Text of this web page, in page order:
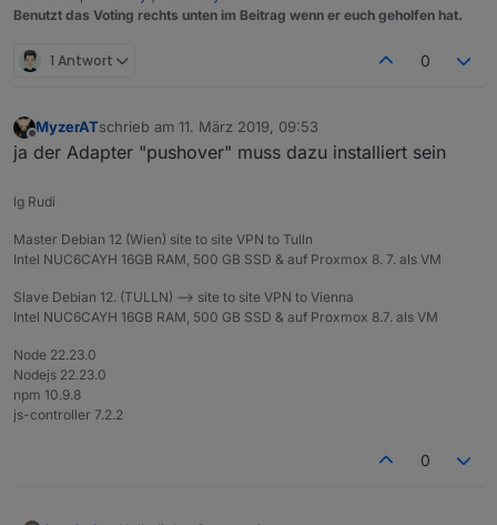
Benutzt das Voting rechts unten im Beitrag wenn er euch geholfen hat.
1 Antwort 0
Offline
MyzerATschrieb am 11. März 2019, 09:53
zuletzt editiert von
ja der Adapter "pushover" muss dazu installiert sein
lg Rudi
Master Debian 12 (Wien) site to site VPN to Tulln
Intel NUC6CAYH 16GB RAM, 500 GB SSD & auf Proxmox 8. 7. als VM
Slave Debian 12. (TULLN) --> site to site VPN to Vienna
Intel NUC6CAYH 16GB RAM, 500 GB SSD & auf Proxmox 8.7. als VM
Node 22.23.0
Nodejs 22.23.0
npm 10.9.8
js-controller 7.2.2
0